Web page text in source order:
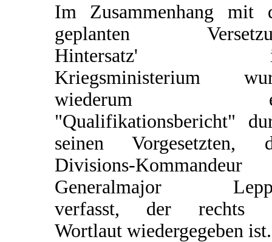
Im Zusammenhang mit
geplanten
Hintersatz'
Kriegsministerium
wiederum
"Qualifikationsbericht"
seinen Vorgesetzten,
Divisions-Kommandeur
Generalmajor
verfasst, der rechts
Wortlaut wiedergegeben ist.